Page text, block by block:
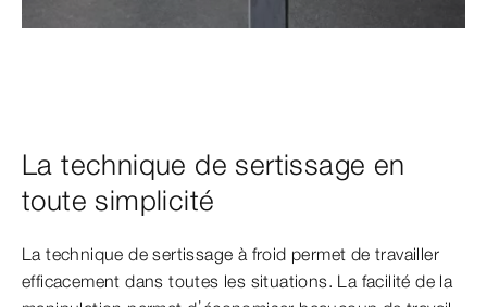
La technique de sertissage en
toute simplicité
La technique de sertissage à froid permet de travailler
efficacement dans toutes les situations. La facilité de la